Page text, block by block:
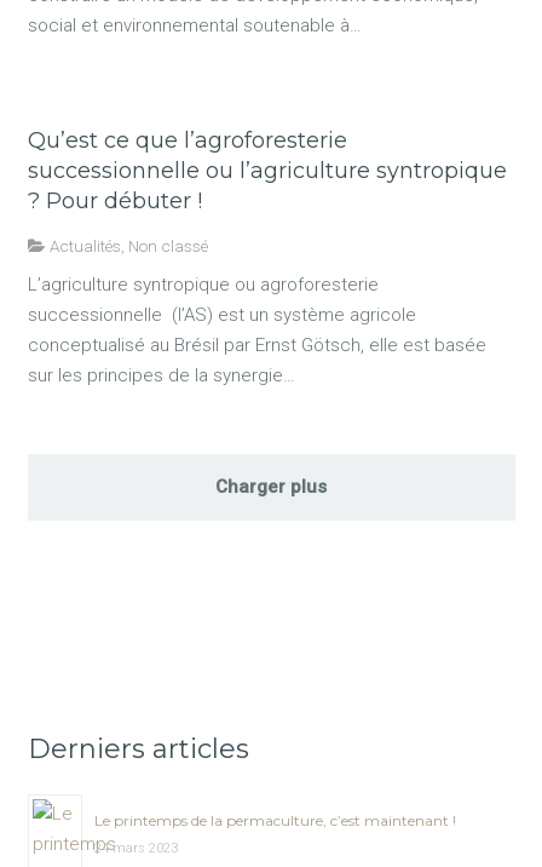
social et environnemental soutenable à…
Qu’est ce que l’agroforesterie
successionnelle ou l’agriculture syntropique
? Pour débuter !
Actualités Non classé
L’agriculture syntropique ou agroforesterie
successionnelle (l’AS) est un système agricole
conceptualisé au Brésil par Ernst Götsch, elle est basée
sur les principes de la synergie…
Charger plus
Derniers articles
Le printemps de la permaculture, c’est maintenant !
24 mars 2023